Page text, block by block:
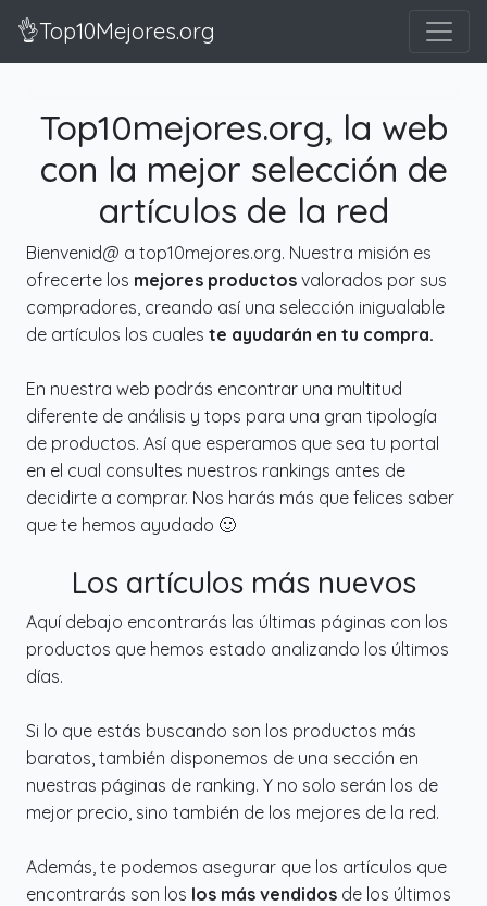
👌Top10Mejores.org
Top10mejores.org, la web
con la mejor selección de
artículos de la red
Bienvenid@ a top10mejores.org. Nuestra misión es
ofrecerte los mejores productos valorados por sus
compradores, creando así una selección inigualable
de artículos los cuales te ayudarán en tu compra.
En nuestra web podrás encontrar una multitud
diferente de análisis y tops para una gran tipología
de productos. Así que esperamos que sea tu portal
en el cual consultes nuestros rankings antes de
decidirte a comprar. Nos harás más que felices saber
que te hemos ayudado 🙂
Los artículos más nuevos
Aquí debajo encontrarás las últimas páginas con los
productos que hemos estado analizando los últimos
días.
Si lo que estás buscando son los productos más
baratos, también disponemos de una sección en
nuestras páginas de ranking. Y no solo serán los de
mejor precio, sino también de los mejores de la red.
Además, te podemos asegurar que los artículos que
encontrarás son los los más vendidos de los últimos